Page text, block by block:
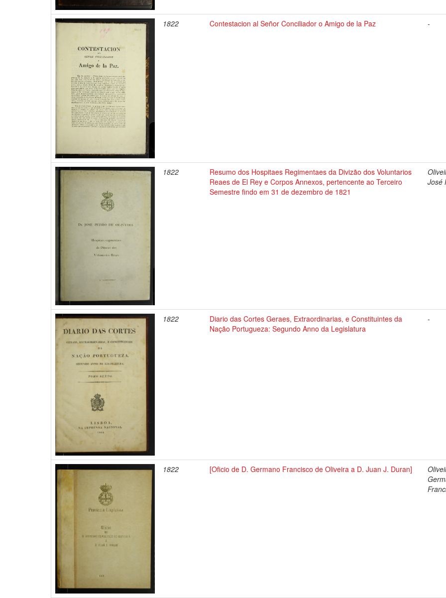
1822 Contestacion al Señor Conciliador o Amigo de la Paz -
1822
Resumo dos Hospitaes Regimentaes da Divizão dos Voluntarios
Reaes de El Rey e Corpos Annexos, pertencente ao Terceiro
Semestre findo em 31 de dezembro de 1821
José
1822
Diario das Cortes Geraes, Extraordinarias, e Constituintes da
Nação Portugueza: Segundo Anno da Legislatura
-
1822 [Oficio de D. Germano Francisco de Oliveira a D. Juan J. Duran]